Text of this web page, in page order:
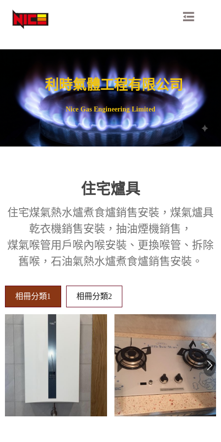
利時氣體工程有限公司
Nice Gas Engineering Limited
住宅爐具
住宅煤氣熱水爐煮食爐銷售安裝，煤氣爐具
乾衣機銷售安裝，抽油煙機銷售，
煤氣喉管用戶喉內喉安裝、更換喉管、拆除
舊喉，石油氣熱水爐煮食爐銷售安裝。
相冊分類1 相冊分類2